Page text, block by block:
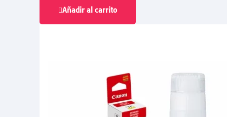
Añadir al carrito